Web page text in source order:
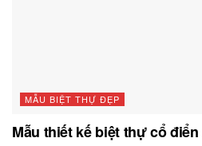
MẪU BIỆT THỰ ĐẸP
Mẫu thiết kế biệt thự cổ